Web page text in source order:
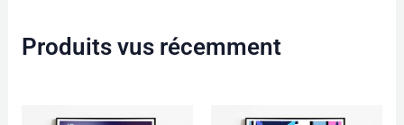
Produits vus récemment